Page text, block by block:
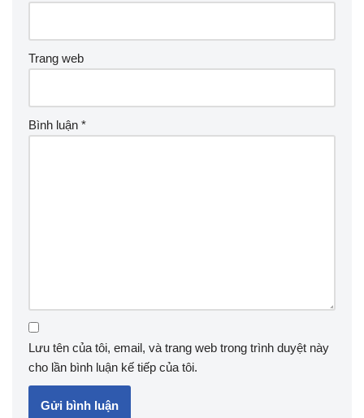
Trang web
Bình luận *
Lưu tên của tôi, email, và trang web trong trình duyệt này
cho lần bình luận kế tiếp của tôi.